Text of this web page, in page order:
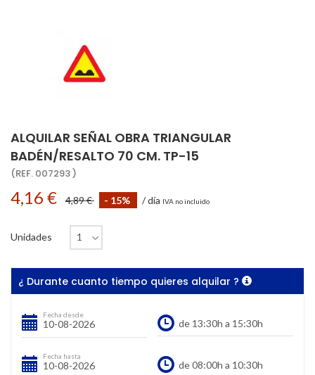
ALQUILAR SEÑAL OBRA TRIANGULAR
BADÉN/RESALTO 70 CM. TP-15
(REF. 007293 )
4,16 € 4,89 € - 15% / día IVA no incluido
Unidades
¿ Durante cuanto tiempo quieres alquilar ?
Fecha desde
Fecha hasta